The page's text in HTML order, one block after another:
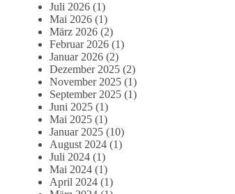
Juli 2026 (1)
Mai 2026 (1)
März 2026 (2)
Februar 2026 (1)
Januar 2026 (2)
Dezember 2025 (2)
November 2025 (1)
September 2025 (1)
Juni 2025 (1)
Mai 2025 (1)
Januar 2025 (10)
August 2024 (1)
Juli 2024 (1)
Mai 2024 (1)
April 2024 (1)